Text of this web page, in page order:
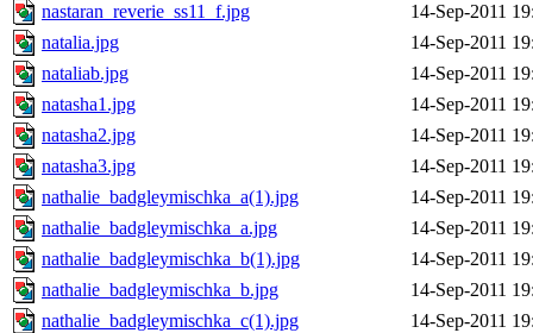
nastaran_reverie_ss11_f.jpg
14-Sep-2011
natalia.jpg
14-Sep-2011
nataliab.jpg
14-Sep-2011
natasha1.jpg
14-Sep-2011
natasha2.jpg
14-Sep-2011
natasha3.jpg
14-Sep-2011
nathalie_badgleymischka_a(1).jpg
14-Sep-2011
nathalie_badgleymischka_a.jpg
14-Sep-2011
nathalie_badgleymischka_b(1).jpg
14-Sep-2011
nathalie_badgleymischka_b.jpg
14-Sep-2011
nathalie_badgleymischka_c(1).jpg
14-Sep-2011